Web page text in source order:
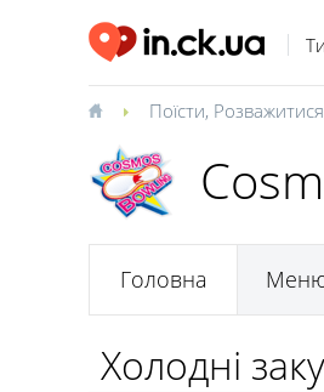
Поїсти, Розважитися
Головна
Холодні